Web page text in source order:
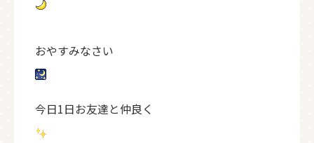
おやすみなさい
今日1日お友達と仲良く